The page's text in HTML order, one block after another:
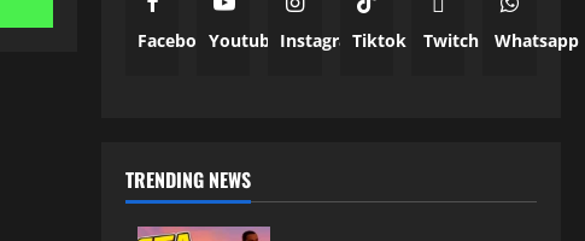
FacebookYoutube InstagramTiktok Twitch Whatsapp
TRENDING NEWS